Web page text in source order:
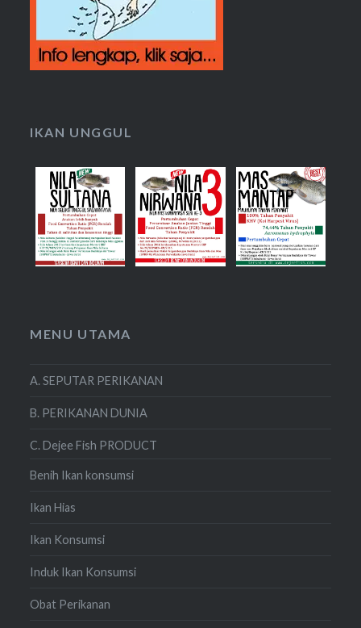
IKAN UNGGUL
MENU UTAMA
A. SEPUTAR PERIKANAN
B. PERIKANAN DUNIA
C. Dejee Fish PRODUCT
Benih Ikan konsumsi
Ikan Hias
Ikan Konsumsi
Induk Ikan Konsumsi
Obat Perikanan